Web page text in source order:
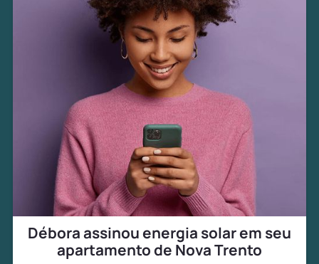
Débora assinou energia solar em seu
apartamento de Nova Trento